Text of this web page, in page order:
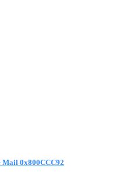
0x800CCC92